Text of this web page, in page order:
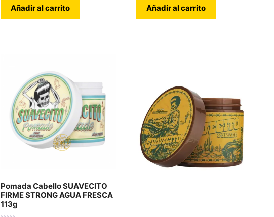
Añadir al carrito Añadir al carrito
Pomada Cabello SUAVECITO
FIRME STRONG AGUA FRESCA
113g